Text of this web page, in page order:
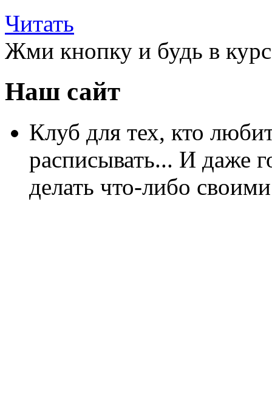
Читать
Жми кнопку и будь в
Наш сайт
Клуб для тех, кто
расписывать... И даже
делать что-либо